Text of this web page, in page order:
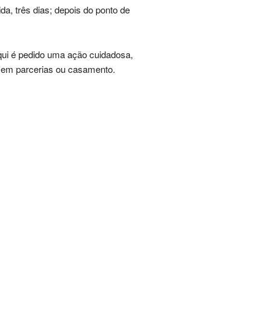
três dias; depois do ponto de
é pedido uma ação cuidadosa,
parcerias ou casamento.